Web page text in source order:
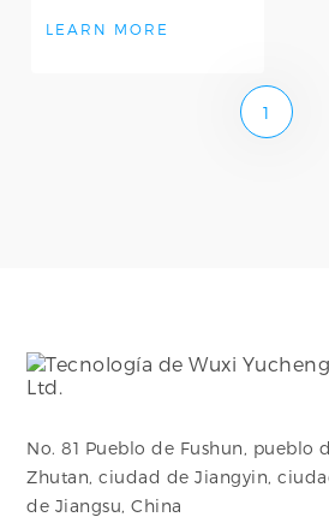
inoxidable grado
LEARN MORE
1
No. 81 Pueblo de Fushun, pueblo
Zhutan, ciudad de Jiangyin,
de Jiangsu, China